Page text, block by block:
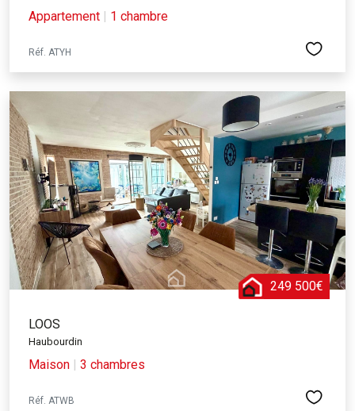
Appartement | 1 chambre
Réf. ATYH
249 500€
LOOS
Haubourdin
Maison | 3 chambres
Réf. ATWB